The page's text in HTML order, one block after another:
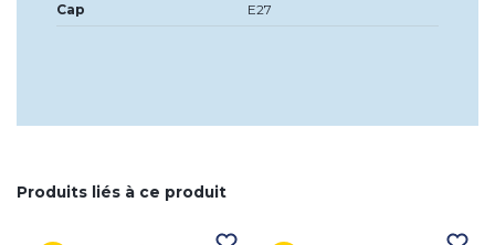
Cap
E27
Produits liés à ce produit